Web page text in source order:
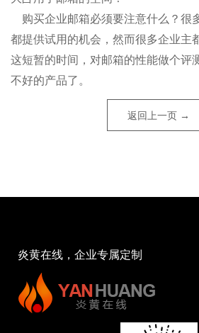
购买企业邮箱必须要注意什么？很
都提供试用的机会，然而很多企业主
这短暂的时间，对邮箱的性能做个评
不好的产品了。
返回上一页 →
炎黄在线，企业专属定制